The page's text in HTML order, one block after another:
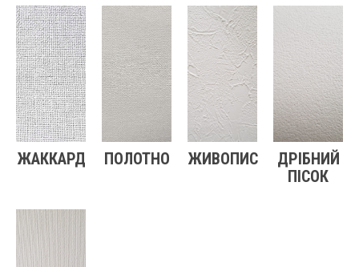
ЖАККАРД ПОЛОТНО ЖИВОПИС
ДРІБНИЙ
ПІСОК